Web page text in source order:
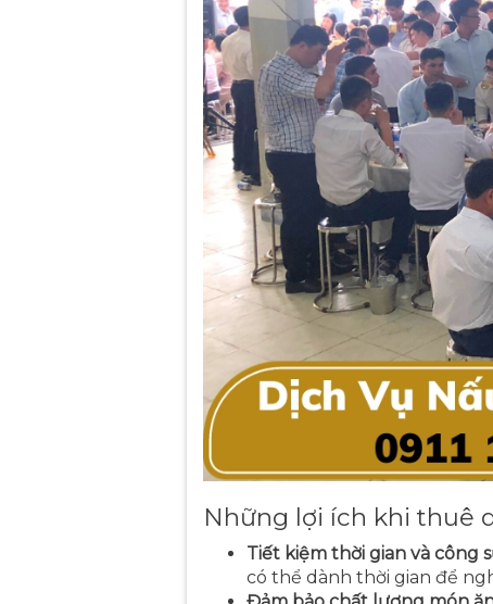
Những lợi ích khi thuê
Tiết kiệm thời gian và công
có thể dành thời gian để